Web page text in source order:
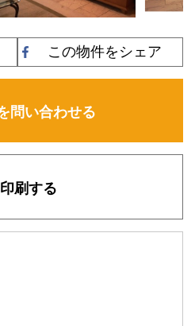
この物件をシェア
問い合わせる
印刷する